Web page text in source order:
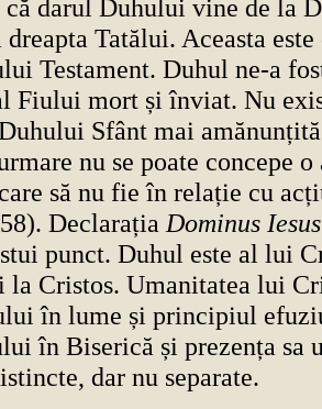
darul Duhului vine de la
Tatălui. Aceasta
Testament. Duhul ne-a
Fiului mort și înviat. Nu
Sfânt mai
nu se poate concepe o
să nu fie în relație cu
Declarația Dominus Iesus
punct. Duhul este al lui
la Cristos. Umanitatea lui
în lume și principiul
în Biserică și prezența sa
dar nu separate.